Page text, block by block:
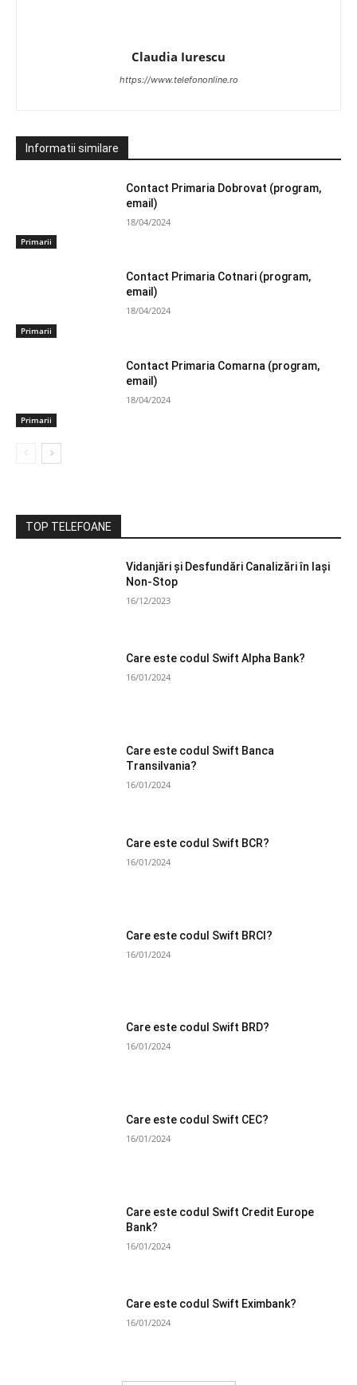
Claudia Iurescu
https://www.telefononline.ro
Informatii similare
Primarii
Contact Primaria Dobrovat (program,
email)
18/04/2024
Primarii
Contact Primaria Cotnari (program,
email)
18/04/2024
Primarii
Contact Primaria Comarna (program,
email)
18/04/2024
TOP TELEFOANE
Vidanjări și Desfundări Canalizări în Iași
Non-Stop
16/12/2023
Care este codul Swift Alpha Bank?
16/01/2024
Care este codul Swift Banca
Transilvania?
16/01/2024
Care este codul Swift BCR?
16/01/2024
Care este codul Swift BRCI?
16/01/2024
Care este codul Swift BRD?
16/01/2024
Care este codul Swift CEC?
16/01/2024
Care este codul Swift Credit Europe
Bank?
16/01/2024
Care este codul Swift Eximbank?
16/01/2024